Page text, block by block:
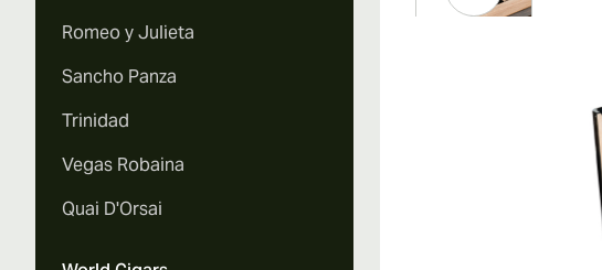
Romeo y Julieta
Sancho Panza
Trinidad
Vegas Robaina
Quai D'Orsai
View larger